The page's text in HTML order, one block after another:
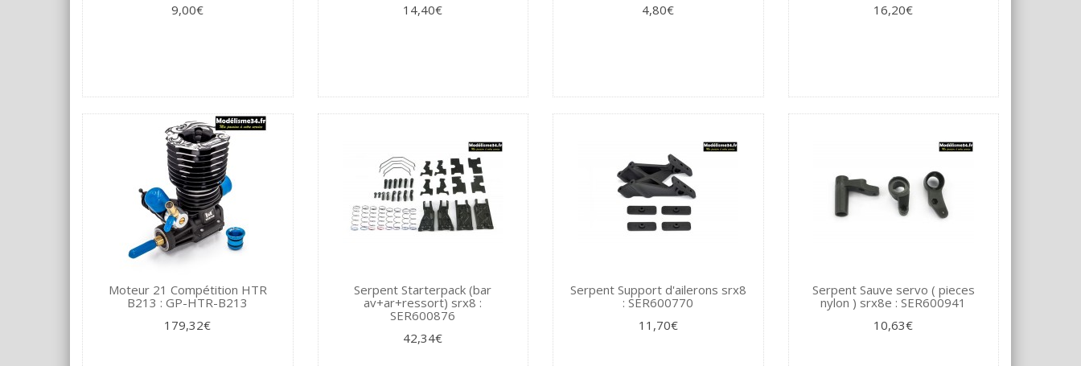
9,00€
14,40€
4,80€
16,20€
Moteur 21 Compétition HTR
B213 : GP-HTR-B213
179,32€
Serpent Starterpack (bar
av+ar+ressort) srx8 :
SER600876
42,34€
Serpent Support d'ailerons srx8
: SER600770
11,70€
Serpent Sauve servo ( pieces
nylon ) srx8e : SER600941
10,63€